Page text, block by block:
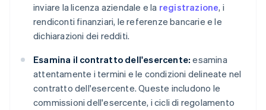
inviare la licenza aziendale e la registrazione, i
rendiconti finanziari, le referenze bancarie e le
dichiarazioni dei redditi.
Esamina il contratto dell'esercente: esamina
attentamente i termini e le condizioni delineate nel
contratto dell'esercente. Queste includono le
commissioni dell'esercente, i cicli di regolamento